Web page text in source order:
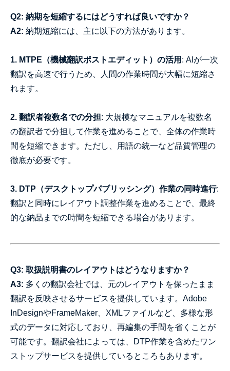
Q2: 納期を短縮するにはどうすれば良いですか？
A2: 納期短縮には、主に以下の方法があります。
1. MTPE（機械翻訳ポストエディット）の活用 : AIが一次
翻訳を高速で行うため、人間の作業時間が大幅に短縮さ
れます。
2. 翻訳者複数名での分担: 大規模なマニュアルを複数名
の翻訳者で分担して作業を進めることで、全体の作業時
間を短縮できます。ただし、用語の統一など品質管理の
徹底が必要です。
3. DTP（デスクトップパブリッシング）作業の同時進行:
翻訳と同時にレイアウト調整作業を進めることで、最終
的な納品までの時間を短縮できる場合があります。
Q3: 取扱説明書のレイアウトはどうなりますか？
A3: 多くの翻訳会社では、元のレイアウトを保ったまま
翻訳を反映させるサービスを提供しています。Adobe
InDesignやFrameMaker、XMLファイルなど、多様な形
式のデータに対応しており、再編集の手間を省くことが
可能です。翻訳会社によっては、DTP作業を含めたワン
ストップサービスを提供しているところもあります。